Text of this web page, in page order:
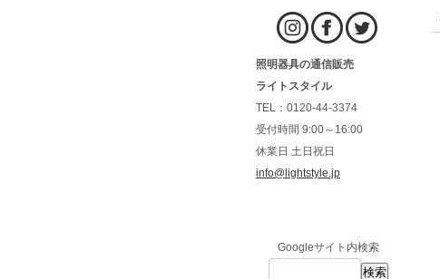
照明器具の通信販売
ライトスタイル
TEL：0120-44-3374
受付時間 9:00～16:00
休業日 土日祝日
info@lightstyle.jp
Googleサイト内検索